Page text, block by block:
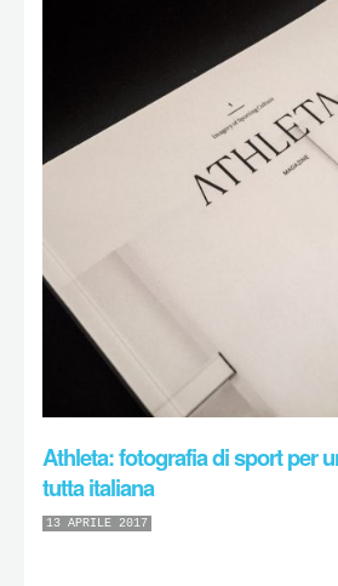
Athleta: fotografia di sport per
tutta italiana
13 APRILE 2017